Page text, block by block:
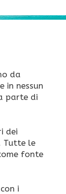
da
in nessun
parte di
dei
Tutte le
fonte
i